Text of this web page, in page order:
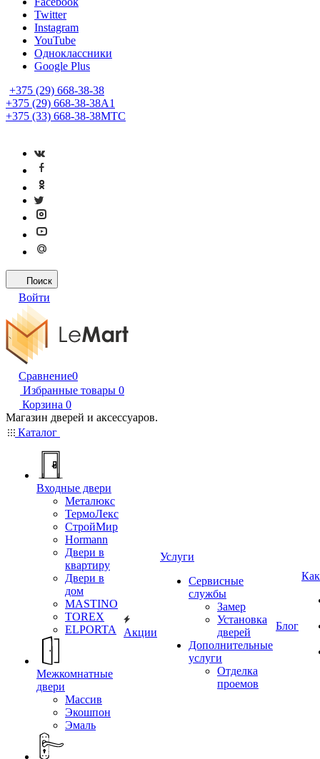
Twitter
Instagram
YouTube
Одноклассники
Google Plus
+375 (29) 668-38-38
+375 (29) 668-38-38A1
+375 (33) 668-38-38МТС
Поиск
Войти
Сравнение0
Избранные товары 0
Корзина 0
Магазин дверей и аксессуаров.
Каталог
Входные двери
Металюкс
ТермоЛекс
СтройМир
Hormann
Двери в
квартиру
Двери в
дом
MASTINO
TOREX
ELPORTA
Межкомнатные
двери
Массив
Экошпон
Эмаль
Акции
Услуги
Сервисные
службы
Замер
Установка
дверей
Дополнительные
услуги
Отделка
проемов
Блог